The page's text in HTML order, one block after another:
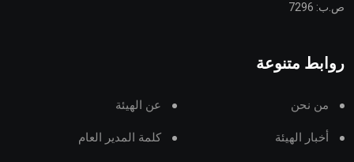
ص.ب: 7296
روابط متنوعة
من نحن عن الهيئة
أخبار الهيئة كلمة المدير العام